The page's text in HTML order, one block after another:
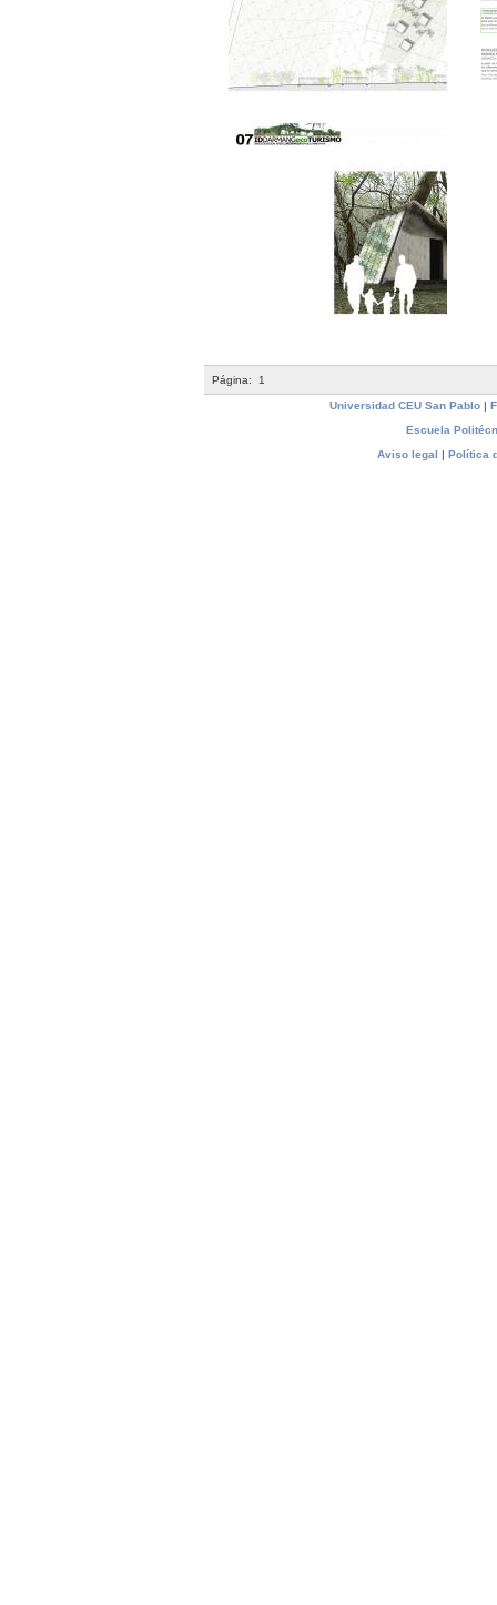
Página: 1
Universidad CEU San Pablo|
Escuela
Aviso legal | Política